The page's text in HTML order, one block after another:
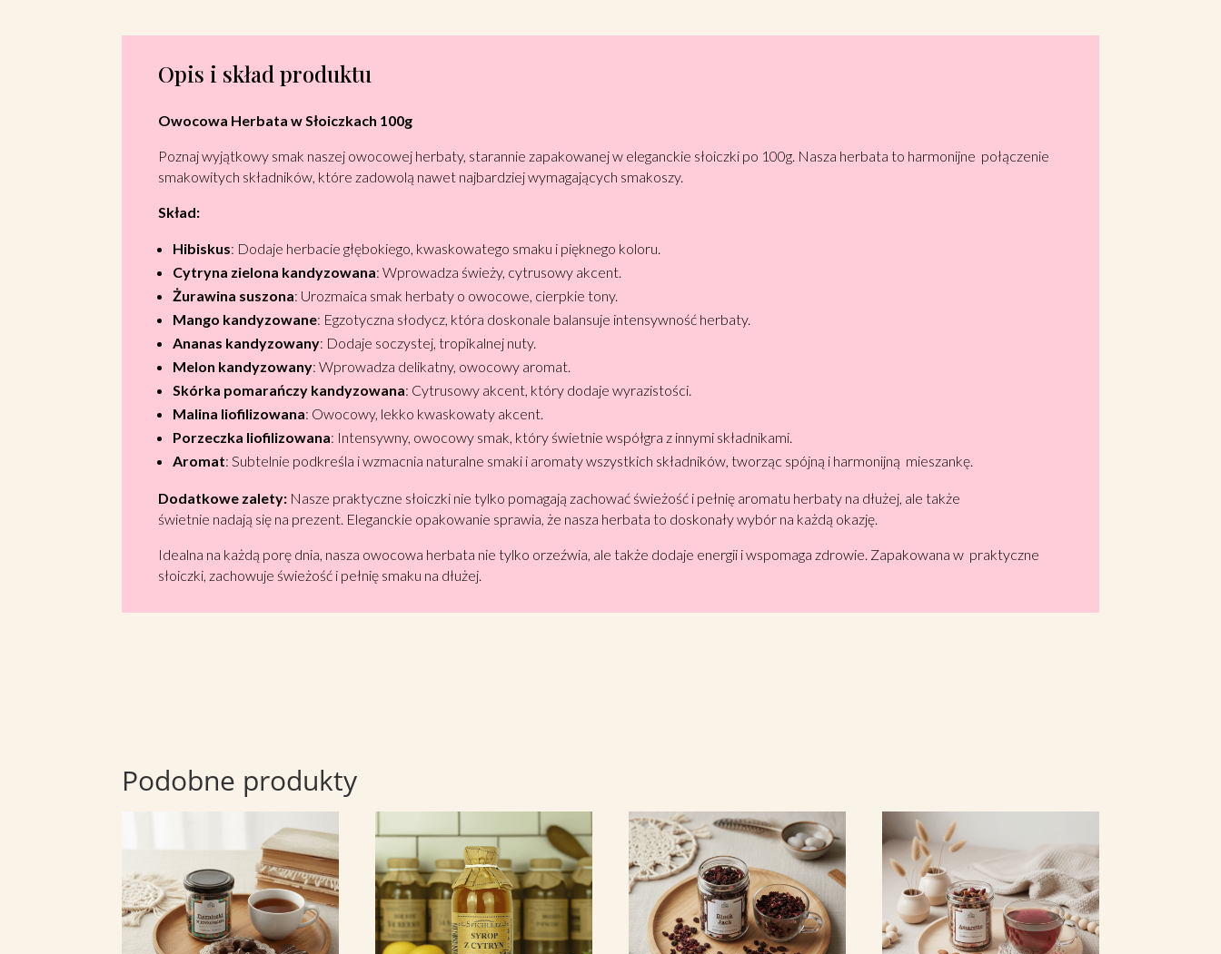
Opis i skład produktu
Owocowa Herbata w Słoiczkach 100g
Poznaj wyjątkowy smak naszej owocowej herbaty, starannie zapakowanej w eleganckie słoiczki po 100g. Nasza herbata to harmonijne połączenie
smakowitych składników, które zadowolą nawet najbardziej wymagających smakoszy.
Skład:
Hibiskus: Dodaje herbacie głębokiego, kwaskowatego smaku i pięknego koloru.
Cytryna zielona kandyzowana: Wprowadza świeży, cytrusowy akcent.
Żurawina suszona: Urozmaica smak herbaty o owocowe, cierpkie tony.
Mango kandyzowane: Egzotyczna słodycz, która doskonale balansuje intensywność herbaty.
Ananas kandyzowany: Dodaje soczystej, tropikalnej nuty.
Melon kandyzowany: Wprowadza delikatny, owocowy aromat.
Skórka pomarańczy kandyzowana: Cytrusowy akcent, który dodaje wyrazistości.
Malina liofilizowana: Owocowy, lekko kwaskowaty akcent.
Porzeczka liofilizowana: Intensywny, owocowy smak, który świetnie współgra z innymi składnikami.
Aromat: Subtelnie podkreśla i wzmacnia naturalne smaki i aromaty wszystkich składników, tworząc spójną i harmonijną mieszankę.
Dodatkowe zalety: Nasze praktyczne słoiczki nie tylko pomagają zachować świeżość i pełnię aromatu herbaty na dłużej, ale także
świetnie nadają się na prezent. Eleganckie opakowanie sprawia, że nasza herbata to doskonały wybór na każdą okazję.
Idealna na każdą porę dnia, nasza owocowa herbata nie tylko orzeźwia, ale także dodaje energii i wspomaga zdrowie. Zapakowana w praktyczne
słoiczki, zachowuje świeżość i pełnię smaku na dłużej.
Podobne produkty